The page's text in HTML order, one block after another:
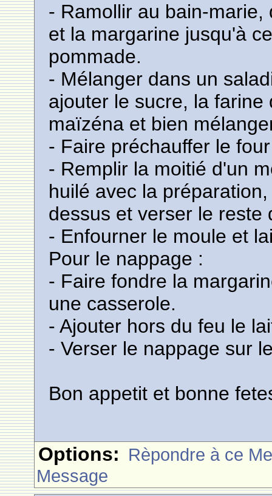
- Ramollir au bain-
et la margarine jusqu'à
pommade.
- Mélanger dans un
ajouter le sucre, la
maïzéna et bien
- Faire préchauffer le
- Remplir la moitié d'un
huilé avec la
dessus et verser le reste
- Enfourner le moule et
Pour le nappage :
- Faire fondre la
une casserole.
- Ajouter hors du feu le
- Verser le nappage sur
Bon appetit et bonne
Options: Rèpondre à ce
Message